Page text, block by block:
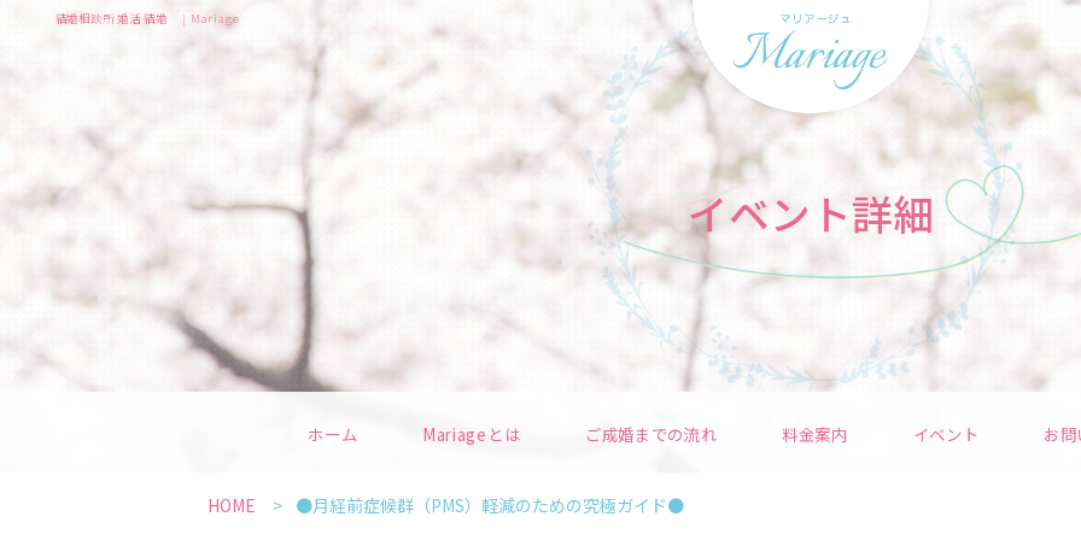
結婚相談所 婚活 結婚 | Mariage
イベント詳細
ホーム Mariageとは ご成婚までの流れ 料金案内 イベント お
HOME ●月経前症候群（PMS）軽減のための究極ガイド●